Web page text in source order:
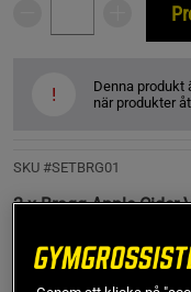
!
Denna produkt
när produkter
SKU #SETBRG01
2 x Bragg Apple Cider
opastöriserad och